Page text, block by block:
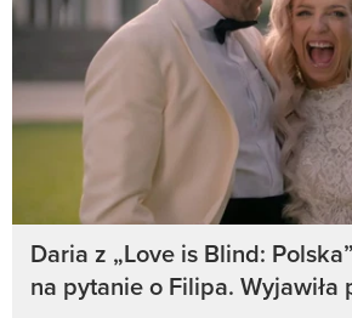
Daria z „Love is Blind:
na pytanie o Filipa. Wyjawiła